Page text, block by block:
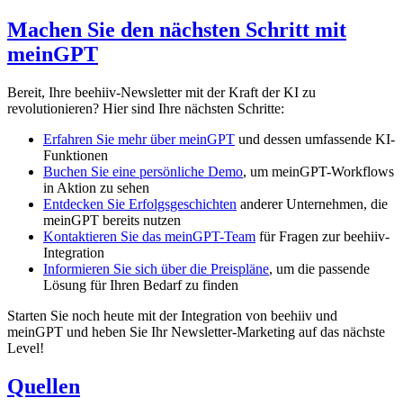
Machen Sie den nächsten Schritt mit
meinGPT
Bereit, Ihre beehiiv-Newsletter mit der Kraft der KI zu
revolutionieren? Hier sind Ihre nächsten Schritte:
Erfahren Sie mehr über meinGPT und dessen umfassende KI-
Funktionen
Buchen Sie eine persönliche Demo, um meinGPT-Workflows
in Aktion zu sehen
Entdecken Sie Erfolgsgeschichten anderer Unternehmen, die
meinGPT bereits nutzen
Kontaktieren Sie das meinGPT-Team für Fragen zur beehiiv-
Integration
Informieren Sie sich über die Preispläne, um die passende
Lösung für Ihren Bedarf zu finden
Starten Sie noch heute mit der Integration von beehiiv und
meinGPT und heben Sie Ihr Newsletter-Marketing auf das nächste
Level!
Quellen